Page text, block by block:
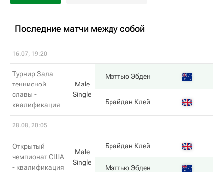
Последние матчи между собой
16.07, 19:20
Турнир Зала
теннисной
славы -
квалификация
Male
Single
Мэттью Эбден
Брайдан Клей
28.08, 20:05
Открытый
чемпионат США
- квалификация
Male
Single
Брайдан Клей
Мэттью Эбден